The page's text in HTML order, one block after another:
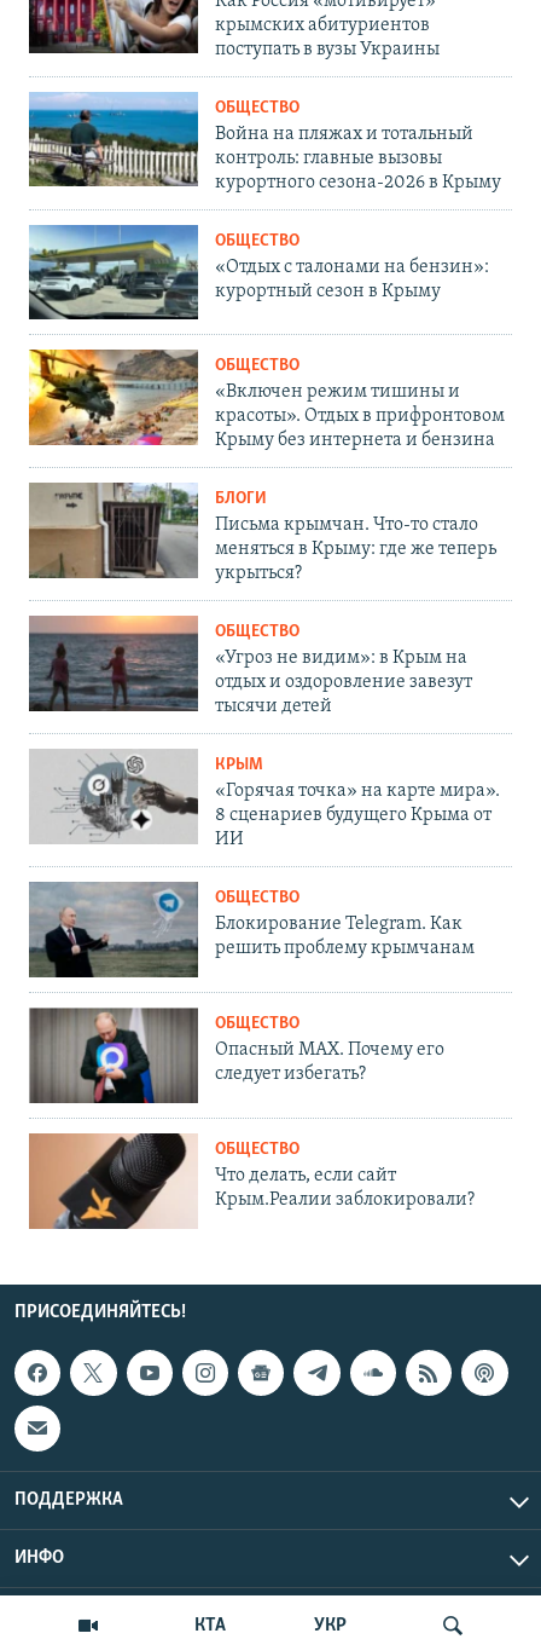
КТА УКР
крымских абитуриентов
поступать в вузы Украины
ОБЩЕСТВО
Война на пляжах и тотальный
контроль: главные вызовы
курортного сезона-2026 в Крыму
ОБЩЕСТВО
«Отдых с талонами на бензин»:
курортный сезон в Крыму
ОБЩЕСТВО
«Включен режим тишины и
красоты». Отдых в прифронтовом
Крыму без интернета и бензина
БЛОГИ
Письма крымчан. Что-то стало
меняться в Крыму: где же теперь
укрыться?
ОБЩЕСТВО
«Угроз не видим»: в Крым на
отдых и оздоровление завезут
тысячи детей
КРЫМ
«Горячая точка» на карте мира».
8 сценариев будущего Крыма от
ИИ
ОБЩЕСТВО
Блокирование Telegram. Как
решить проблему крымчанам
ОБЩЕСТВО
Опасный MAX. Почему его
следует избегать?
ОБЩЕСТВО
Что делать, если сайт
Крым.Реалии заблокировали?
ПРИСОЕДИНЯЙТЕСЬ!
ПОДДЕРЖКА
ИНФО
Copyright Крым.Реалии, 2026 | Все права защищены.
UTC+3